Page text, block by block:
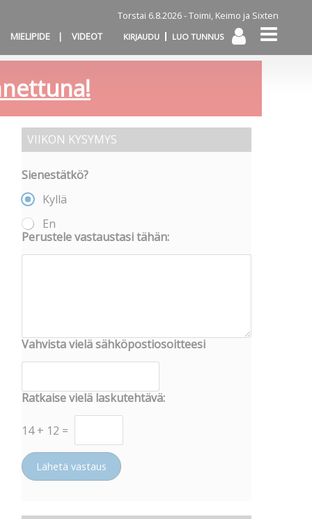
Torstai 6.8.2026 -Toimi, Keimo ja Sixten
MIELIPIDE
VIDEOT KIRJAUDU LUO TUNNUS
VIIKON KYSYMYS
Sienestätkö?
Kyllä
En
Perustele vastaustasi tähän:
Vahvista vielä sähköpostiosoitteesi
Ratkaise vielä laskutehtävä:
14 + 12 =
Lähetä vastaus